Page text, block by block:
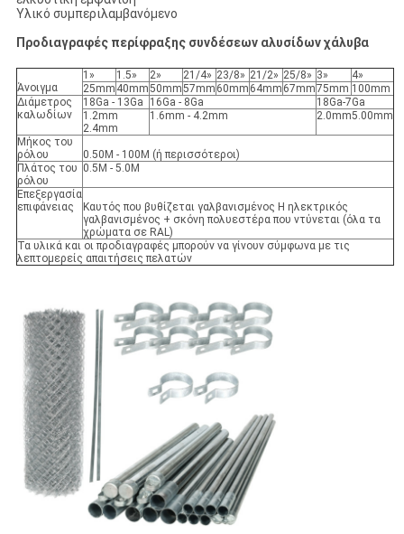
Υλικό συμπεριλαμβανόμενο
Προδιαγραφές περίφραξης συνδέσεων αλυσίδων χάλυβα
Άνοιγμα
1» 1.5» 2» 21/4» 23/8» 21/2» 25/8» 3»
4»
25mm 40mm50mm57mm 60mm 64mm 67mm75mm 100mm
Διάμετρος
καλωδίων
18Ga - 13Ga 16Ga - 8Ga
18Ga-7Ga
1.2mm
2.4mm
1.6mm - 4.2mm 2.0mm5.00mm
Μήκος του
ρόλου
0.50M - 100M (ή περισσότεροι)
Πλάτος του
ρόλου
0.5M - 5.0M
Επεξεργασία
επιφάνειας
Καυτός που βυθίζεται γαλβανισμένος Η ηλεκτρικός
γαλβανισμένος + σκόνη πολυεστέρα που ντύνεται (όλα τα
χρώματα σε RAL)
Τα υλικά και οι προδιαγραφές μπορούν να γίνουν σύμφωνα με τις
λεπτομερείς απαιτήσεις πελατών